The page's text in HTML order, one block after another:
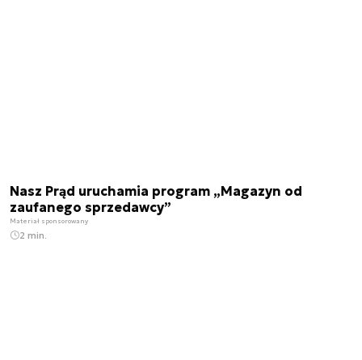
Nasz Prąd uruchamia program „Magazyn od
zaufanego sprzedawcy”
Materiał sponsorowany
2 min.